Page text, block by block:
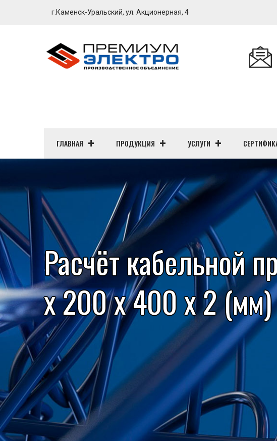
г.Каменск-Уральский, ул. Акционерная, 4
ГЛАВНАЯ ПРОДУКЦИЯ УСЛУГИ
Расчёт кабельной
x 200 x 400 x 2 (мм)